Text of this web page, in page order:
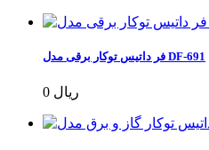
فر داتیس توکار برقی مدل DF-691
0 ریال